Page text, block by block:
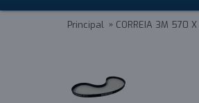
Principal CORREIA 3M 570